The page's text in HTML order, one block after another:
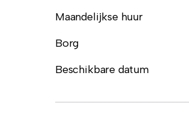
Maandelijkse huur
Borg
Beschikbare datum